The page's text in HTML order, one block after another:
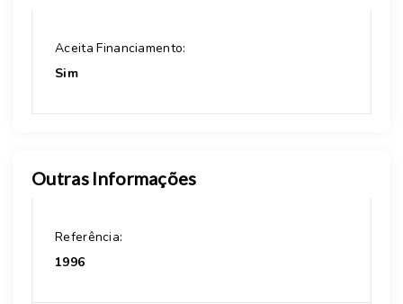
Aceita Financiamento:
Sim
Outras Informações
Referência:
1996